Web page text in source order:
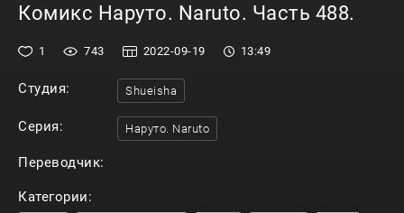
Комикс Наруто. Naruto. Часть 488.
1 743 2022-09-19 13:49
Студия: Shueisha
Серия: Наруто. Naruto
Переводчик:
Категории: